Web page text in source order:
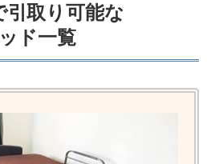
引取り可能な
ド一覧